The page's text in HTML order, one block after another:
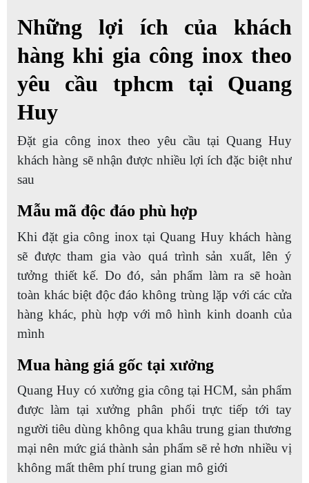
Những lợi ích của khách
hàng khi gia công inox theo
yêu cầu tphcm tại Quang
Huy
Đặt gia công inox theo yêu cầu tại Quang Huy
khách hàng sẽ nhận được nhiều lợi ích đặc biệt như
sau
Mẫu mã độc đáo phù hợp
Khi đặt gia công inox tại Quang Huy khách hàng
sẽ được tham gia vào quá trình sản xuất, lên ý
tưởng thiết kế. Do đó, sản phẩm làm ra sẽ hoàn
toàn khác biệt độc đáo không trùng lặp với các cửa
hàng khác, phù hợp với mô hình kinh doanh của
mình
Mua hàng giá gốc tại xưởng
Quang Huy có xưởng gia công tại HCM, sản phẩm
được làm tại xưởng phân phối trực tiếp tới tay
người tiêu dùng không qua khâu trung gian thương
mại nên mức giá thành sản phẩm sẽ rẻ hơn nhiều vị
không mất thêm phí trung gian mô giới